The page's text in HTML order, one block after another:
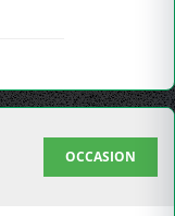
OCCASION